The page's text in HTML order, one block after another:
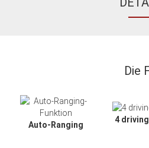
Die
Auto-Ranging
4